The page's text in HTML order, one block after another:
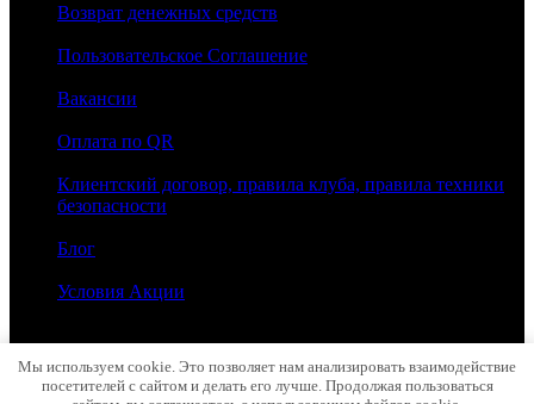
Возврат денежных средств
Пользовательское Соглашение
Вакансии
Оплата по QR
Клиентский договор, правила клуба, правила техники
безопасности
Блог
Условия Акции
Мы используем cookie. Это позволяет нам анализировать взаимодействие
посетителей с сайтом и делать его лучше. Продолжая пользоваться